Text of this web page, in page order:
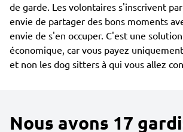
de garde. Les volontaires s'inscrivent
envie de partager des bons moments
envie de s'en occuper. C'est une
économique, car vous payez
et non les dog sitters à qui vous allez
Nous avons 17